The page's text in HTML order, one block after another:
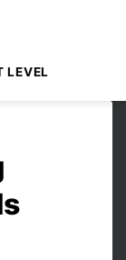
LEVEL